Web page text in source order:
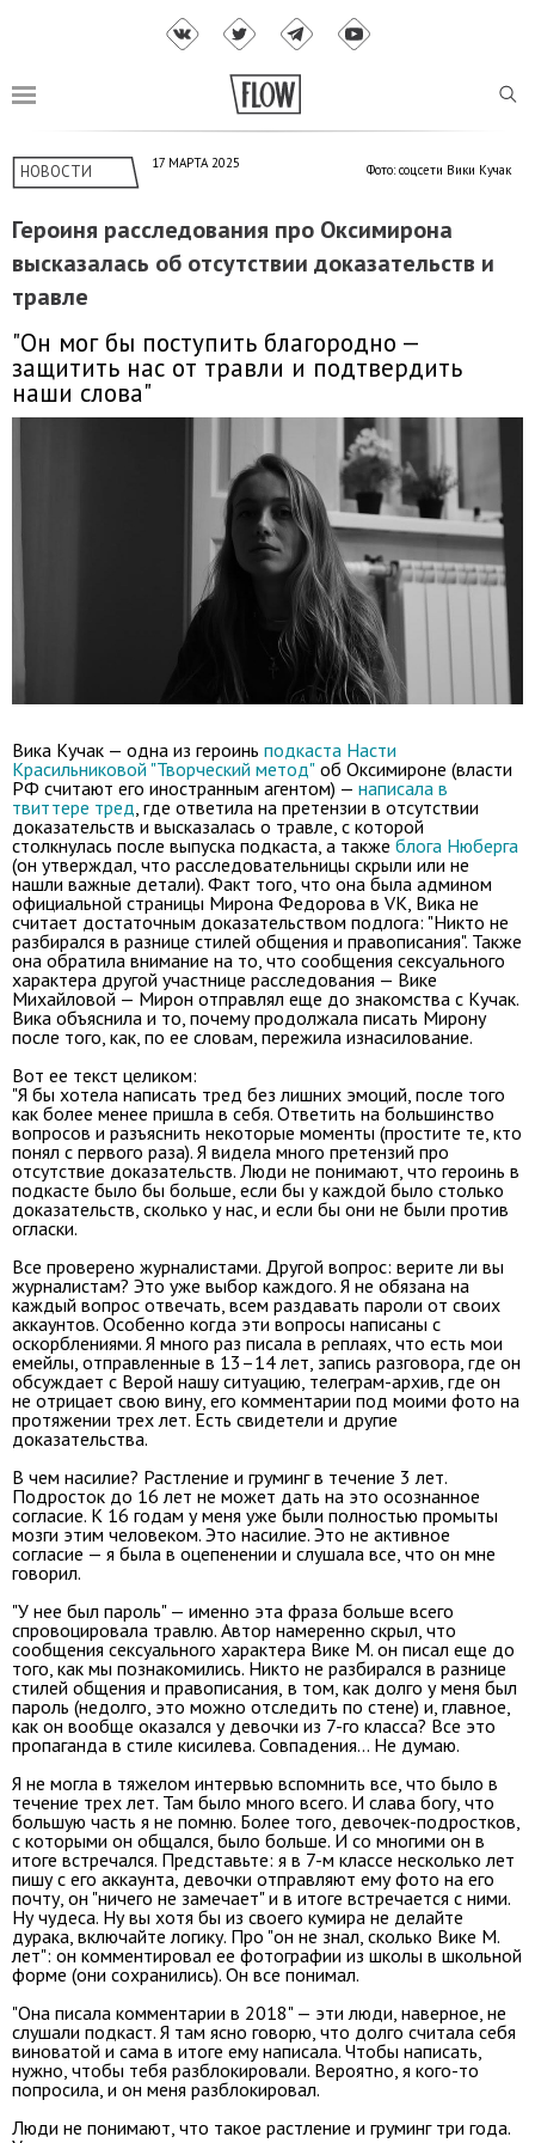
НОВОСТИ 17 МАРТА 2025 Фото: соцсети Вики Кучак
Героиня расследования про Оксимирона
высказалась об отсутствии доказательств и
травле
"Он мог бы поступить благородно —
защитить нас от травли и подтвердить
наши слова"
Вика Кучак — одна из героинь подкаста Насти
Красильниковой "Творческий метод" об Оксимироне (власти
РФ считают его иностранным агентом) — написала в
твиттере тред, где ответила на претензии в отсутствии
доказательств и высказалась о травле, с которой
столкнулась после выпуска подкаста, а также блога Нюберга
(он утверждал, что расследовательницы скрыли или не
нашли важные детали). Факт того, что она была админом
официальной страницы Мирона Федорова в VK, Вика не
считает достаточным доказательством подлога: "Никто не
разбирался в разнице стилей общения и правописания". Также
она обратила внимание на то, что сообщения сексуального
характера другой участнице расследования — Вике
Михайловой — Мирон отправлял еще до знакомства с Кучак.
Вика объяснила и то, почему продолжала писать Мирону
после того, как, по ее словам, пережила изнасилование.
Вот ее текст целиком:
"Я бы хотела написать тред без лишних эмоций, после того
как более менее пришла в себя. Ответить на большинство
вопросов и разъяснить некоторые моменты (простите те, кто
понял с первого раза). Я видела много претензий про
отсутствие доказательств. Люди не понимают, что героинь в
подкасте было бы больше, если бы у каждой было столько
доказательств, сколько у нас, и если бы они не были против
огласки.
Все проверено журналистами. Другой вопрос: верите ли вы
журналистам? Это уже выбор каждого. Я не обязана на
каждый вопрос отвечать, всем раздавать пароли от своих
аккаунтов. Особенно когда эти вопросы написаны с
оскорблениями. Я много раз писала в реплаях, что есть мои
емейлы, отправленные в 13–14 лет, запись разговора, где он
обсуждает с Верой нашу ситуацию, телеграм-архив, где он
не отрицает свою вину, его комментарии под моими фото на
протяжении трех лет. Есть свидетели и другие
доказательства.
В чем насилие? Растление и груминг в течение 3 лет.
Подросток до 16 лет не может дать на это осознанное
согласие. К 16 годам у меня уже были полностью промыты
мозги этим человеком. Это насилие. Это не активное
согласие — я была в оцепенении и слушала все, что он мне
говорил.
"У нее был пароль" — именно эта фраза больше всего
спровоцировала травлю. Автор намеренно скрыл, что
сообщения сексуального характера Вике М. он писал еще до
того, как мы познакомились. Никто не разбирался в разнице
стилей общения и правописания, в том, как долго у меня был
пароль (недолго, это можно отследить по стене) и, главное,
как он вообще оказался у девочки из 7-го класса? Все это
пропаганда в стиле кисилева. Совпадения… Не думаю.
Я не могла в тяжелом интервью вспомнить все, что было в
течение трех лет. Там было много всего. И слава богу, что
большую часть я не помню. Более того, девочек-подростков,
с которыми он общался, было больше. И со многими он в
итоге встречался. Представьте: я в 7-м классе несколько лет
пишу с его аккаунта, девочки отправляют ему фото на его
почту, он "ничего не замечает" и в итоге встречается с ними.
Ну чудеса. Ну вы хотя бы из своего кумира не делайте
дурака, включайте логику. Про "он не знал, сколько Вике М.
лет": он комментировал ее фотографии из школы в школьной
форме (они сохранились). Он все понимал.
"Она писала комментарии в 2018" — эти люди, наверное, не
слушали подкаст. Я там ясно говорю, что долго считала себя
виноватой и сама в итоге ему написала. Чтобы написать,
нужно, чтобы тебя разблокировали. Вероятно, я кого-то
попросила, и он меня разблокировал.
Люди не понимают, что такое растление и груминг три года.